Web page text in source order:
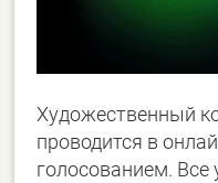
Художественный
проводится в
голосованием. Все